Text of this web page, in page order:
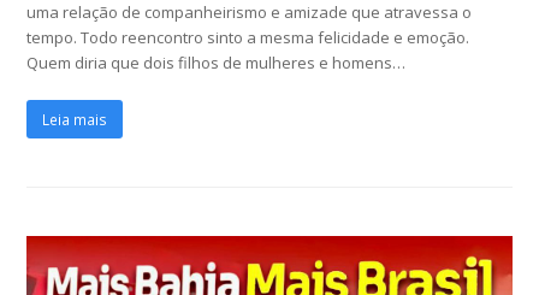
uma relação de companheirismo e amizade que atravessa o
tempo. Todo reencontro sinto a mesma felicidade e emoção.
Quem diria que dois filhos de mulheres e homens…
Leia mais